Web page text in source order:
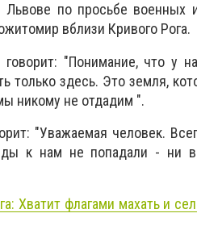
Львове по просьбе военных
вблизи Кривого Рога.
"Понимание, что у
только здесь. Это земля,
никому не отдадим ".
"Уважаемая человек.
к нам не попадали - ни
Хватит флагами махать и